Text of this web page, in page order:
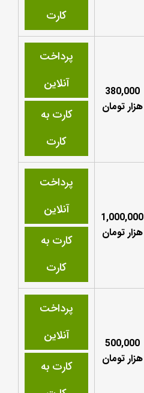
کارت
380,000
هزار تومان
پرداخت
آنلاین
کارت به
کارت
1,000,000
هزار تومان
پرداخت
آنلاین
کارت به
کارت
500,000
هزار تومان
پرداخت
آنلاین
کارت به